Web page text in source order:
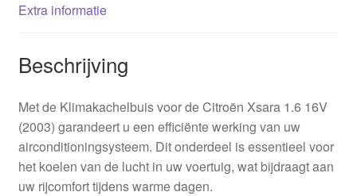
Extra informatie
Beschrijving
Met de Klimakachelbuis voor de Citroën Xsara 1.6 16V
(2003) garandeert u een efficiënte werking van uw
airconditioningsysteem. Dit onderdeel is essentieel voor
het koelen van de lucht in uw voertuig, wat bijdraagt aan
uw rijcomfort tijdens warme dagen.